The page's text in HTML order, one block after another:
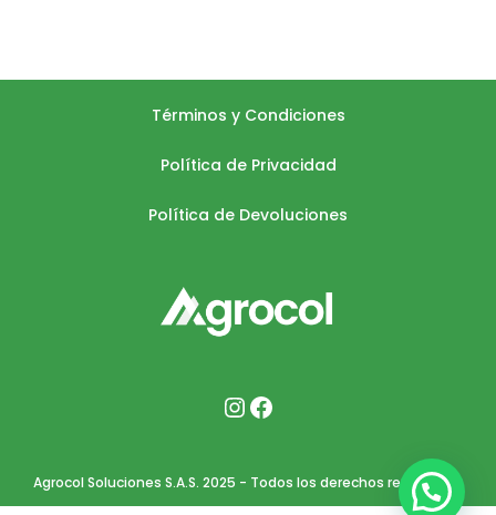
Términos y Condiciones
Política de Privacidad
Política de Devoluciones
Agrocol Soluciones S.A.S. 2025 - Todos los derechos reservados